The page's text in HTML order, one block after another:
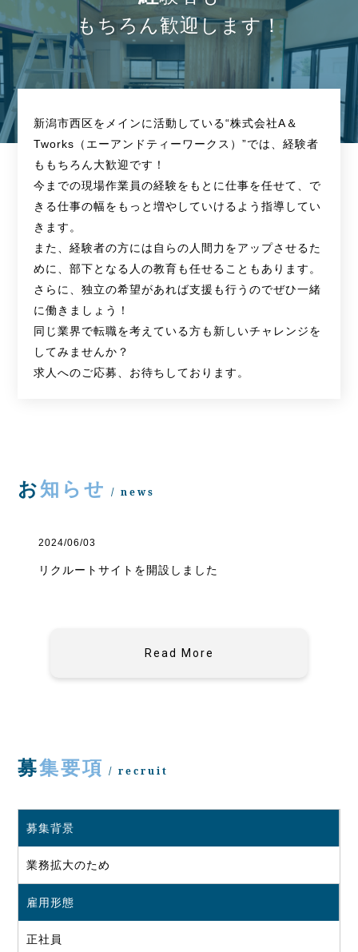
もちろん歓迎します！
新潟市西区をメインに活動している“株式会社A＆
Tworks（エーアンドティーワークス）”では、経験者
ももちろん大歓迎です！
今までの現場作業員の経験をもとに仕事を任せて、で
きる仕事の幅をもっと増やしていけるよう指導してい
きます。
また、経験者の方には自らの人間力をアップさせるた
めに、部下となる人の教育も任せることもあります。
さらに、独立の希望があれば支援も行うのでぜひ一緒
に働きましょう！
同じ業界で転職を考えている方も新しいチャレンジを
してみませんか？
求人へのご応募、お待ちしております。
お知らせ / news
2024/06/03
リクルートサイトを開設しました
Read More
募集要項 / recruit
募集背景
業務拡大のため
雇用形態
正社員